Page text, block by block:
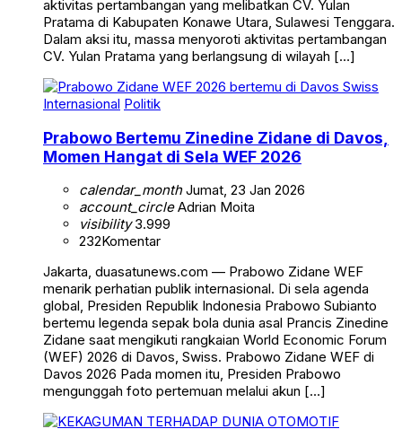
aktivitas pertambangan yang melibatkan CV. Yulan
Pratama di Kabupaten Konawe Utara, Sulawesi Tenggara.
Dalam aksi itu, massa menyoroti aktivitas pertambangan
CV. Yulan Pratama yang berlangsung di wilayah […]
Internasional Politik
Prabowo Bertemu Zinedine Zidane di Davos,
Momen Hangat di Sela WEF 2026
calendar_monthJumat, 23 Jan 2026
account_circleAdrian Moita
visibility3.999
232Komentar
Jakarta, duasatunews.com — Prabowo Zidane WEF
menarik perhatian publik internasional. Di sela agenda
global, Presiden Republik Indonesia Prabowo Subianto
bertemu legenda sepak bola dunia asal Prancis Zinedine
Zidane saat mengikuti rangkaian World Economic Forum
(WEF) 2026 di Davos, Swiss. Prabowo Zidane WEF di
Davos 2026 Pada momen itu, Presiden Prabowo
mengunggah foto pertemuan melalui akun […]